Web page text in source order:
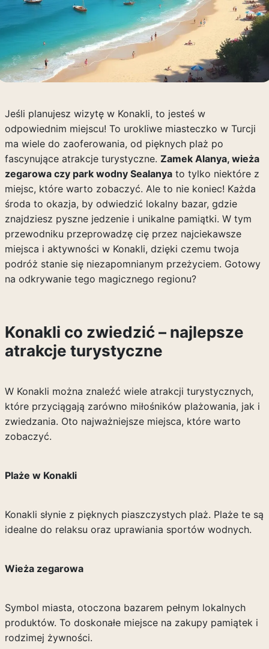
Jeśli planujesz wizytę w Konakli, to jesteś w
odpowiednim miejscu! To urokliwe miasteczko w Turcji
ma wiele do zaoferowania, od pięknych plaż po
fascynujące atrakcje turystyczne. Zamek Alanya, wieża
zegarowa czy park wodny Sealanyato tylko niektóre z
miejsc, które warto zobaczyć. Ale to nie koniec! Każda
środa to okazja, by odwiedzić lokalny bazar, gdzie
znajdziesz pyszne jedzenie i unikalne pamiątki. W tym
przewodniku przeprowadzę cię przez najciekawsze
miejsca i aktywności w Konakli, dzięki czemu twoja
podróż stanie się niezapomnianym przeżyciem. Gotowy
na odkrywanie tego magicznego regionu?
Konakli co zwiedzić – najlepsze
atrakcje turystyczne
W Konakli można znaleźć wiele atrakcji turystycznych,
które przyciągają zarówno miłośników plażowania, jak i
zwiedzania. Oto najważniejsze miejsca, które warto
zobaczyć.
Plaże w Konakli
Konakli słynie z pięknych piaszczystych plaż. Plaże te są
idealne do relaksu oraz uprawiania sportów wodnych.
Wieża zegarowa
Symbol miasta, otoczona bazarem pełnym lokalnych
produktów. To doskonałe miejsce na zakupy pamiątek i
rodzimej żywności.